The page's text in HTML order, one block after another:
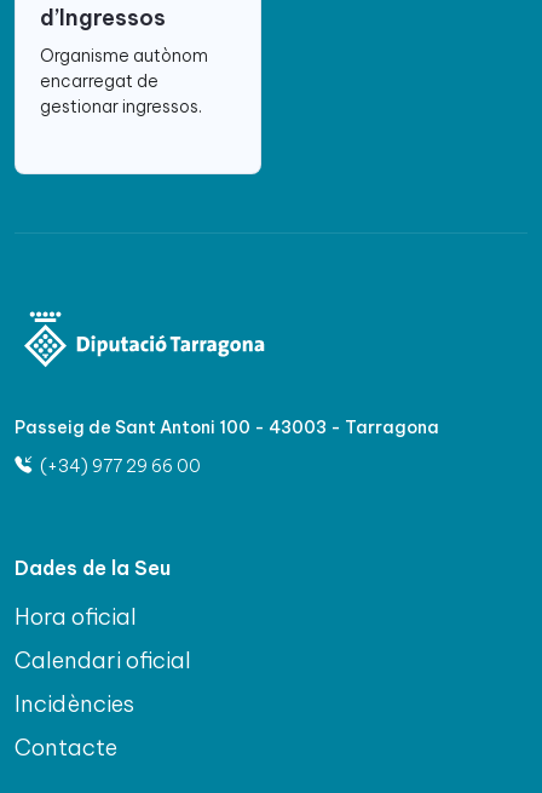
d’Ingressos
Organisme autònom
encarregat de
gestionar ingressos.
Passeig de Sant Antoni 100 - 43003 - Tarragona
(+34) 977 29 66 00
Dades de la Seu
Hora oficial
Calendari oficial
Incidències
Contacte